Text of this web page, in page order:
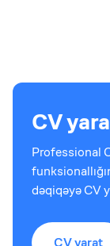
CV
Professional
dəqiqəyə CV
CV yarat